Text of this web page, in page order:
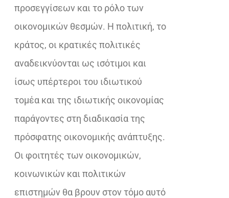
προσεγγίσεων και το ρόλο των
οικονομικών θεσμών. Η πολιτική, το
κράτος, οι κρατικές πολιτικές
αναδεικνύονται ως ισότιμοι και
ίσως υπέρτεροι του ιδιωτικού
τομέα και της ιδιωτικής οικονομίας
παράγοντες στη διαδικασία της
πρόσφατης οικονομικής ανάπτυξης.
Οι φοιτητές των οικονομικών,
κοινωνικών και πολιτικών
επιστημών θα βρουν στον τόμο αυτό